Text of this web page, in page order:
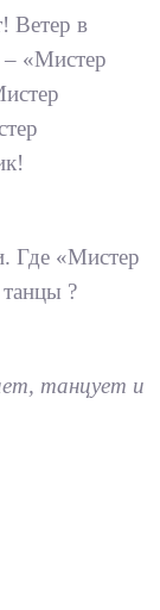
Ветер в
«Мистер
Где «Мистер
?
танцует и